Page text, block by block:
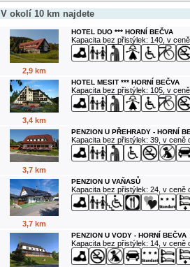
V okolí 10 km najdete
2,9 km
HOTEL DUO *** HORNÍ BEČVA
Kapacita bez přistýlek: 140, v
3,4 km
HOTEL MESIT *** HORNÍ BEČVA
Kapacita bez přistýlek: 105, v
3,7 km
PENZION U PŘEHRADY - HORNÍ
Kapacita bez přistýlek: 39, v ceně
3,7 km
PENZION U VAŇASŮ
Kapacita bez přistýlek: 24, v ceně
PENZION U VODY - HORNÍ BEČVA
Kapacita bez přistýlek: 14, v ceně